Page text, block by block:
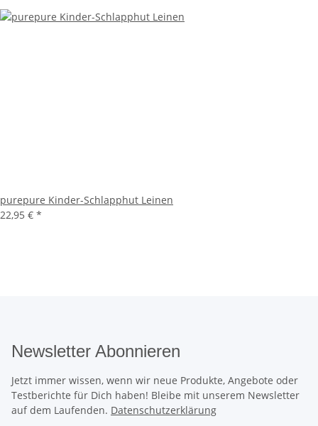
purepure Kinder-Schlapphut Leinen
22,95 € *
Newsletter Abonnieren
Jetzt immer wissen, wenn wir neue Produkte, Angebote oder
Testberichte für Dich haben! Bleibe mit unserem Newsletter
auf dem Laufenden. Datenschutzerklärung